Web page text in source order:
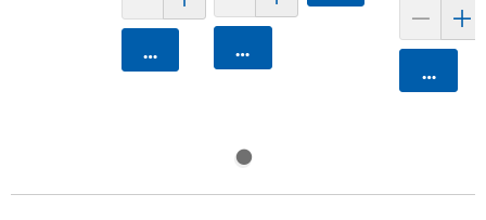
카트에 담기 카트에 담기
카트에